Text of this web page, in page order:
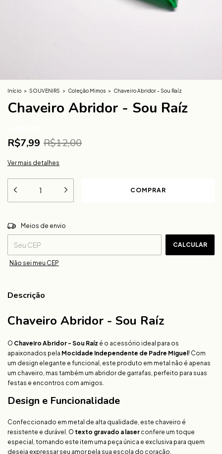
Início > SOUVENIRS > Coleção Mimos > Chaveiro Abridor - Sou Raíz
Chaveiro Abridor - Sou Raíz
R$7,99 R$12,00
Ver mais detalhes
Entregas para o CEP:
Meios de envio
CALCULAR
Não sei meu CEP
Descrição
Chaveiro Abridor - Sou Raíz
O Chaveiro Abridor - Sou Raíz é o acessório ideal para os
apaixonados pela Mocidade Independente de Padre Miguel ! Com
um design elegante e funcional, este produto em metal não é apenas
um chaveiro, mas também um abridor de garrafas, perfeito para suas
festas e encontros com amigos.
Design e Funcionalidade
Confeccionado em metal de alta qualidade, este chaveiro é
resistente e durável. O texto gravado a laser confere um toque
especial, tornando este item uma peça única e exclusiva para quem
deseja expressar seu amor pela sua escola do coração.